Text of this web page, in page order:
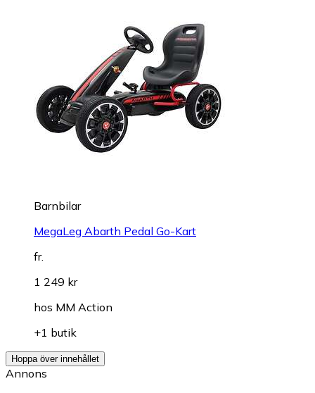
Barnbilar
MegaLeg Abarth Pedal Go-Kart
fr.
1 249 kr
hos MM Action
+1 butik
Hoppa över innehållet
Annons